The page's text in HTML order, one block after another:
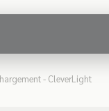
- CleverLight